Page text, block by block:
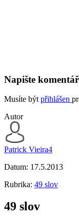
Napište komentář
Musíte být přihlášen
Autor
Patrick Vieira4
Datum: 17.5.2013
Rubrika: 49 slov
49 slov